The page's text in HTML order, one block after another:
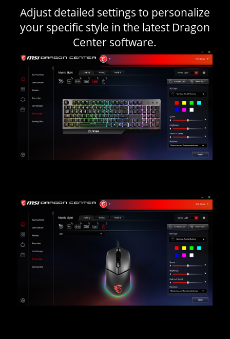
Adjust detailed settings to personalize
your specific style in the latest Dragon
Center software.